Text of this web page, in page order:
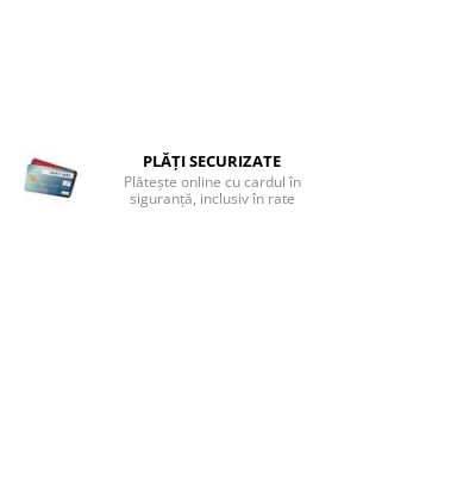
PLĂȚI SECURIZATE
Plătește online cu cardul în
siguranță, inclusiv în rate